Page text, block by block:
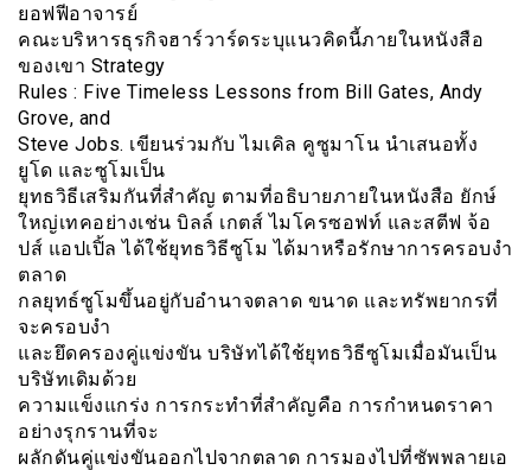
ยอฟฟีอาจารย์
คณะบริหารธุรกิจฮาร์วาร์ดระบุแนวคิดนี้ภายในหนังสือ
ของเขา Strategy
Rules : Five Timeless Lessons from Bill Gates, Andy
Grove, and
Steve Jobs. เขียนร่วมกับ ไมเคิล คูซูมาโน นำเสนอทั้ง
ยูโด และซูโมเป็น
ยุทธวิธีเสริมกันที่สำคัญ ตามที่อธิบายภายในหนังสือ ยักษ์
ใหญ่เทคอย่างเช่น บิลล์ เกตส์ ไมโครซอฟท์ และสตีฟ จ้อ
ปส์ แอปเปิ้ล ได้ใช้ยุทธวิธีซูโม ได้มาหรือรักษาการครอบงำ
ตลาด
กลยุทธ์ซูโมขึ้นอยู่กับอำนาจตลาด ขนาด และทรัพยากรที่
จะครอบงำ
และยึดครองคู่แข่งขัน บริษัทได้ใช้ยุทธวิธีซูโมเมื่อมันเป็น
บริษัทเดิมด้วย
ความแข็งแกร่ง การกระทำที่สำคัญคือ การกำหนดราคา
อย่างรุกรานที่จะ
ผลักดันคู่แข่งขันออกไปจากตลาด การมองไปที่ซัพพลายเอ